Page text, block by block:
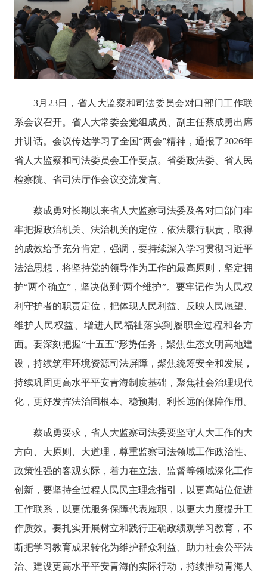
3月 23日，省人大监察和司法委员会对口部门工作联
系会议召开。省人大常委会党组 成员 、副主任蔡成勇出席
并讲话。会议传达学习了全国“两会”精神， 通报了2026年
省人大监察和司法委员会工作要点。省委政法委、省人民
检察院、 省司法厅作会议交流发言。
蔡成勇对长期以来省人大监察司法委及各对口部门牢
牢把握政治机关、法治机关的定位 ，依法履行职责，取得
的成效给予充分肯定，强调，要持续深入学习贯彻习近平
法治思想，将坚持党的领导作为工作的最高原则，坚定拥
护“两个确立”，坚决做到“两个维护”。要牢记作为人民权
利守护者的职责定位，把体现人民利益、反映人民愿望、
维护人民权益、增进人民福祉落实到履职全过程和各方
面。要深刻把握“十五五”形势任务，聚焦生态文明高地建
设，持续筑牢环境资源司法屏障，聚焦统筹安全和发展，
持续巩固更高水平平安青海制度基础，聚焦社会治理现代
化，更好发挥法治固根本、稳预期、利长远的保障作用。
蔡成勇要求，省人大监察司法委要坚守人大工作的大
方向、大原则、大道理，尊重监察司法领域工作政治性、
政策性强的客观实际，着力在立法、监督等领域深化工作
创新，要坚持全过程人民民主理念指引，以更高站位促进
工作联系，以更优服务保障代表履职，以更大力度提升工
作质效。要扎实开展树立和践行正确政绩观学习教育，不
断把学习教育成果转化为维护群众利益、助力社会公平法
治、建设更高水平平安青海的实际行动，持续推动青海人